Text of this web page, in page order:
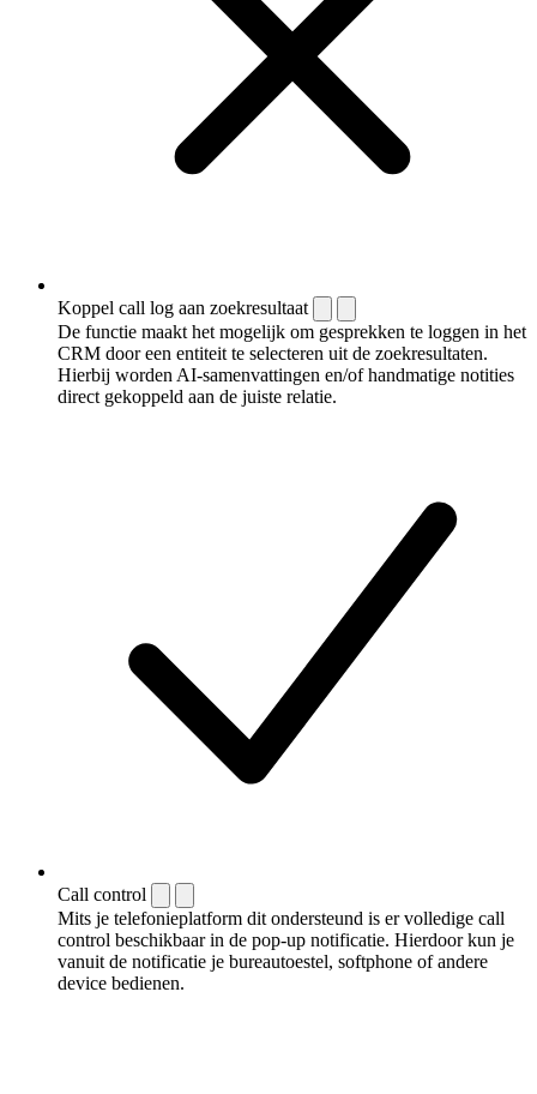
Koppel call log aan zoekresultaat
De functie maakt het mogelijk om gesprekken te loggen in het
CRM door een entiteit te selecteren uit de zoekresultaten.
Hierbij worden AI-samenvattingen en/of handmatige notities
direct gekoppeld aan de juiste relatie.
Call control
Mits je telefonieplatform dit ondersteund is er volledige call
control beschikbaar in de pop-up notificatie. Hierdoor kun je
vanuit de notificatie je bureautoestel, softphone of andere
device bedienen.